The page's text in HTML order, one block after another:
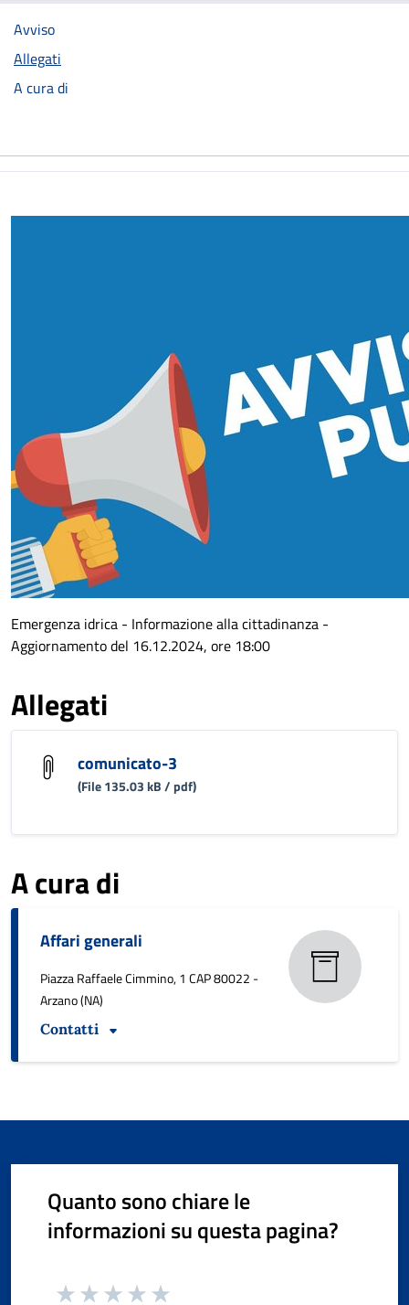
Avviso
Allegati
A cura di
Emergenza idrica - Informazione alla cittadinanza -
Aggiornamento del 16.12.2024, ore 18:00
Allegati
comunicato-3
(File 135.03 kB / pdf)
A cura di
Affari generali
Piazza Raffaele Cimmino, 1 CAP 80022 -
Arzano (NA)
Contatti
Quanto sono chiare le
informazioni su questa pagina?